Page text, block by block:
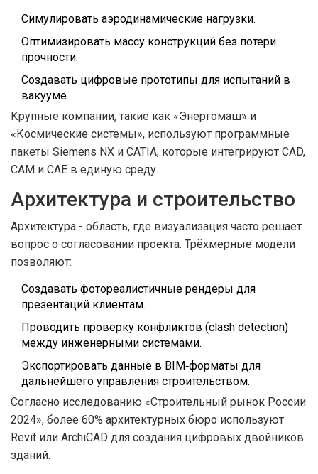
Симулировать аэродинамические нагрузки.
Оптимизировать массу конструкций без потери
прочности.
Создавать цифровые прототипы для испытаний в
вакууме.
Крупные компании, такие как «Энергомаш» и
«Космические системы», используют программные
пакеты Siemens NX и CATIA, которые интегрируют CAD,
CAM и CAE в единую среду.
Архитектура и строительство
Архитектура - область, где визуализация часто решает
вопрос о согласовании проекта. Трёхмерные модели
позволяют:
Создавать фотореалистичные рендеры для
презентаций клиентам.
Проводить проверку конфликтов (clash detection)
между инженерными системами.
Экспортировать данные в BIM‑форматы для
дальнейшего управления строительством.
Согласно исследованию «Строительный рынок России
2024», более 60% архитектурных бюро используют
Revit или ArchiCAD для создания цифровых двойников
зданий.